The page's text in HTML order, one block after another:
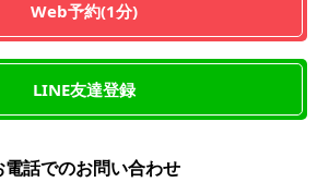
Web予約(1分)
LINE友達登録
電話でのお問い合わせ